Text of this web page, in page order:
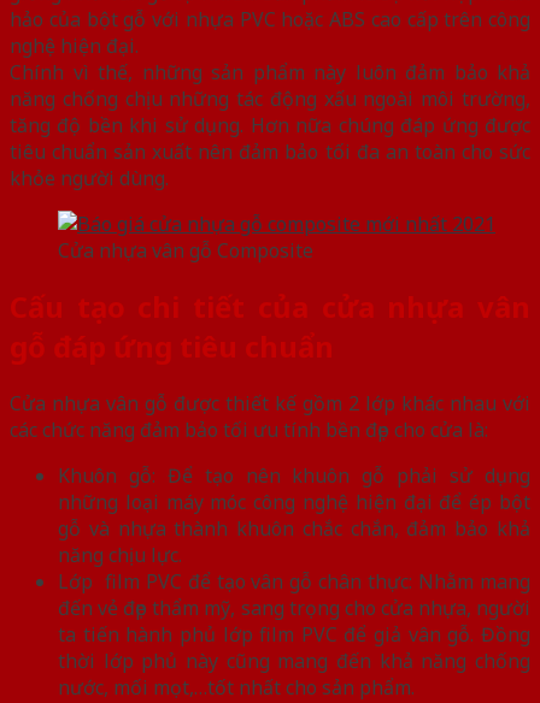
hảo của bột gỗ với nhựa PVC hoặc ABS cao cấp trên công
nghệ hiện đại.
Chính vì thế, những sản phẩm này luôn đảm bảo khả
năng chống chịu những tác động xấu ngoài môi trường,
tăng độ bền khi sử dụng. Hơn nữa chúng đáp ứng được
tiêu chuẩn sản xuất nên đảm bảo tối đa an toàn cho sức
khỏe người dùng.
Cửa nhựa vân gỗ Composite
Cấu tạo chi tiết của cửa nhựa vân
gỗ đáp ứng tiêu chuẩn
Cửa nhựa vân gỗ được thiết kế gồm 2 lớp khác nhau với
các chức năng đảm bảo tối ưu tính bền đẹp cho cửa là:
Khuôn gỗ: Để tạo nên khuôn gỗ phải sử dụng
những loại máy móc công nghệ hiện đại để ép bột
gỗ và nhựa thành khuôn chắc chắn, đảm bảo khả
năng chịu lực.
Lớp film PVC để tạo vân gỗ chân thực: Nhằm mang
đến vẻ đẹp thẩm mỹ, sang trọng cho cửa nhựa, người
ta tiến hành phủ lớp film PVC để giả vân gỗ. Đồng
thời lớp phủ này cũng mang đến khả năng chống
nước, mối mọt,…tốt nhất cho sản phẩm.